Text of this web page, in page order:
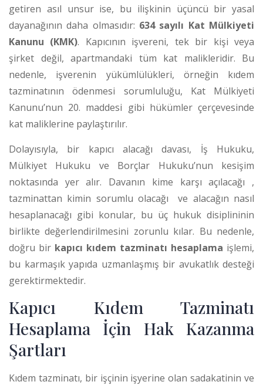
getiren asıl unsur ise, bu ilişkinin üçüncü bir yasal
dayanağının daha olmasıdır: 634 sayılı Kat Mülkiyeti
Kanunu (KMK). Kapıcının işvereni, tek bir kişi veya
şirket değil, apartmandaki tüm kat malikleridir. Bu
nedenle, işverenin yükümlülükleri, örneğin kıdem
tazminatının ödenmesi sorumluluğu, Kat Mülkiyeti
Kanunu’nun 20. maddesi gibi hükümler çerçevesinde
kat maliklerine paylaştırılır.
Dolayısıyla, bir kapıcı alacağı davası, İş Hukuku,
Mülkiyet Hukuku ve Borçlar Hukuku’nun kesişim
noktasında yer alır. Davanın kime karşı açılacağı ,
tazminattan kimin sorumlu olacağı
ve alacağın nasıl
hesaplanacağı gibi konular, bu üç hukuk disiplininin
birlikte değerlendirilmesini zorunlu kılar. Bu nedenle,
doğru bir kapıcı kıdem tazminatı hesaplama işlemi,
bu karmaşık yapıda uzmanlaşmış bir avukatlık desteği
gerektirmektedir.
Kapıcı Kıdem Tazminatı
Hesaplama İçin Hak Kazanma
Şartları
Kıdem tazminatı, bir işçinin işyerine olan sadakatinin ve